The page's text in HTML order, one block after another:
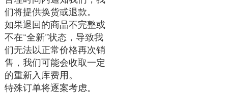
们将提供换货或退款。
如果退回的商品不完整或
不在“全新”状态，导致我
们无法以正常价格再次销
售，我们可能会收取一定
的重新入库费用。
特殊订单将逐案考虑。